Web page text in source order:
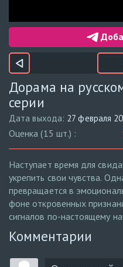
Дорама на
серии
Дата выхода: 27 февраля
Оценка (15 шт.) :
Наступает время для
укрепить свои чувства.
превращается в
фоне откровенных
сигналов по-настоящему
Комментарии